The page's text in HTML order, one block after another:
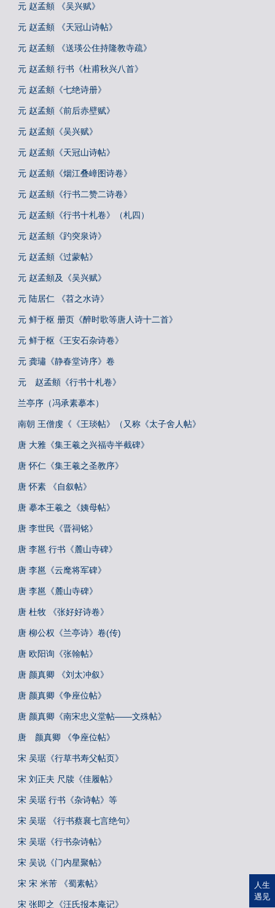
元 赵孟頫 《吴兴赋》
元 赵孟頫 《天冠山诗帖》
元 赵孟頫 《送瑛公住持隆教寺疏》
元 赵孟頫 行书《杜甫秋兴八首》
元 赵孟頫《七绝诗册》
元 赵孟頫《前后赤壁赋》
元 赵孟頫《吴兴赋》
元 赵孟頫《天冠山诗帖》
元 赵孟頫《烟江叠嶂图诗卷》
元 赵孟頫《行书二赞二诗卷》
元 赵孟頫《行书十札卷》（札四）
元 赵孟頫《趵突泉诗》
元 赵孟頫《过蒙帖》
元 赵孟頫及《吴兴赋》
元 陆居仁 《苕之水诗》
元 鲜于枢 册页《醉时歌等唐人诗十二首》
元 鲜于枢《王安石杂诗卷》
元 龚璛《静春堂诗序》卷
元 赵孟頫《行书十札卷》
兰亭序（冯承素摹本）
南朝 王僧虔《《王琰帖》（又称《太子舍人帖》
唐 大雅《集王羲之兴福寺半截碑》
唐 怀仁《集王羲之圣教序》
唐 怀素 《自叙帖》
唐 摹本王羲之《姨母帖》
唐 李世民《晋祠铭》
唐 李邕 行书《麓山寺碑》
唐 李邕《云麾将军碑》
唐 李邕《麓山寺碑》
唐 杜牧 《张好好诗卷》
唐 柳公权《兰亭诗》卷(传)
唐 欧阳询《张翰帖》
唐 颜真卿 《刘太冲叙》
唐 颜真卿《争座位帖》
唐 颜真卿《南宋忠义堂帖——文殊帖》
唐 颜真卿 《争座位帖》
宋 吴琚《行草书寿父帖页》
宋 刘正夫 尺牍《佳履帖》
宋 吴琚 行书《杂诗帖》等
宋 吴琚 《行书蔡襄七言绝句》
宋 吴琚《行书杂诗帖》
宋 吴说《门内星聚帖》
宋 宋 米芾 《蜀素帖》
宋 张即之《汪氏报本庵记》
人生
遇见